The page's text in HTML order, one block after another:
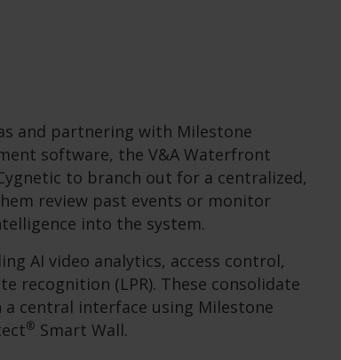
and partnering with Milestone
software, the V&A Waterfront
to branch out for a centralized,
review past events or monitor
into the system.
AI video analytics, access control,
recognition (LPR). These consolidate
central interface using Milestone
® Smart Wall.